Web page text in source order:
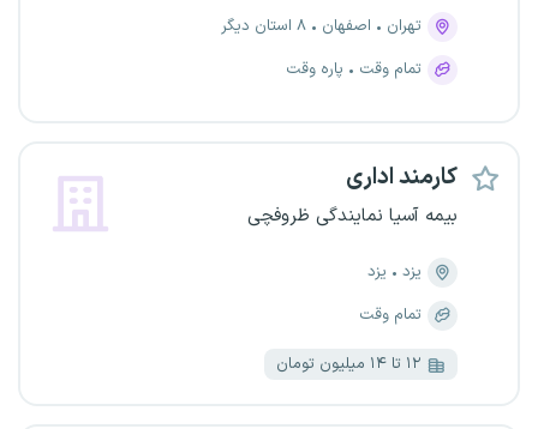
تهران
اصفهان
۸ استان دیگر
تمام وقت
پاره وقت
کارمند اداری
بیمه آسیا نمایندگی ظروفچی
یزد
یزد
تمام وقت
۱۲ تا ۱۴ میلیون تومان